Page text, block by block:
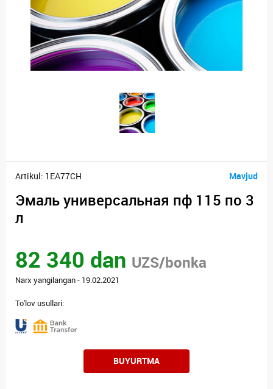
Artikul: 1EA77CH Mavjud
Эмаль универсальная пф 115 по 3
л
82 340 dan UZS/bonka
Narx yangilangan - 19.02.2021
To'lov usullari:
BUYURTMA